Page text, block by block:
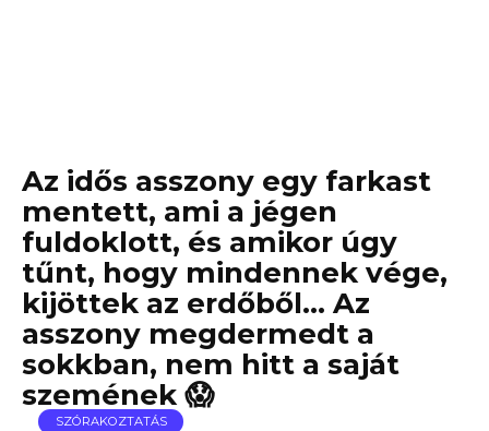
Az idős asszony egy farkast
mentett, ami a jégen
fuldoklott, és amikor úgy
tűnt, hogy mindennek vége,
kijöttek az erdőből… Az
asszony megdermedt a
sokkban, nem hitt a saját
szemének 😱
SZÓRAKOZTATÁS